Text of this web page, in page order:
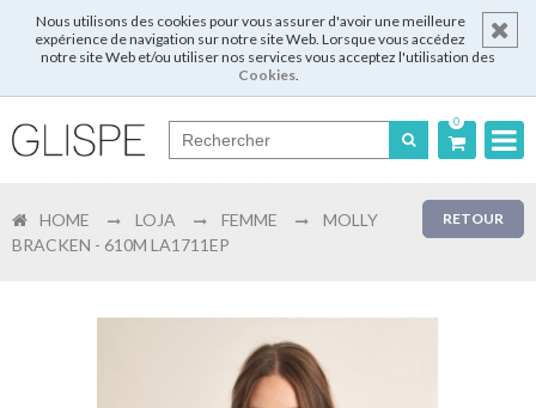
Nous utilisons des cookies pour vous assurer d'avoir une meilleure
expérience de navigation sur notre site Web. Lorsque vous accédez
notre site Web et/ou utiliser nos services vous acceptez l'utilisation des
Cookies.
0
English RETOUR
HOME LOJA FEMME
MOLLY
BRACKEN - 610M LA1711EP